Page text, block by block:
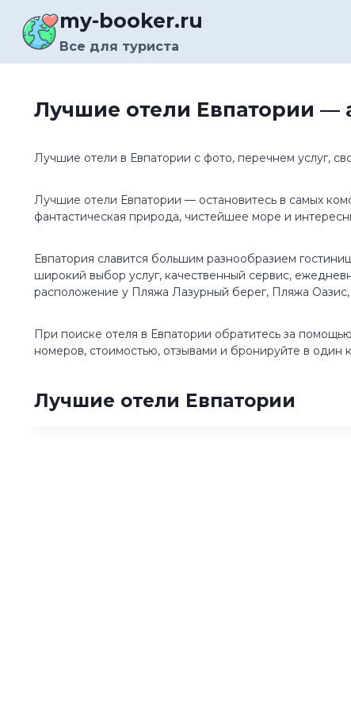
содержимому
my-booker.ru
Все для туриста
Лучшие отели Евпатории —
Лучшие отели в Евпатории с фото, перечнем услуг,
Лучшие отели Евпатории — остановитесь в самых
фантастическая природа, чистейшее море и
Евпатория славится большим разнообразием
широкий выбор услуг, качественный сервис,
расположение у Пляжа Лазурный берег, Пляжа
При поиске отеля в Евпатории обратитесь за
номеров, стоимостью, отзывами и бронируйте в один
Лучшие отели Евпатории